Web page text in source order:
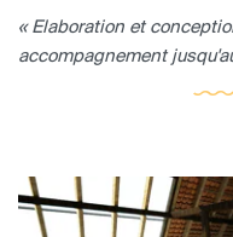
« Elaboration et
accompagnement